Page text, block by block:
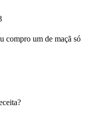
compro um de maçã só